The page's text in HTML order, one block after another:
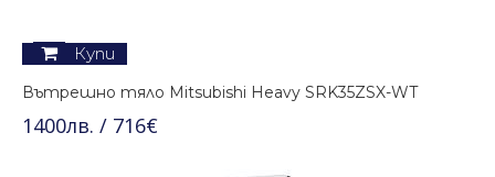
Вътрешно тяло Mitsubishi Heavy SRK35ZSX-WT
1400лв. / 716€
Купи